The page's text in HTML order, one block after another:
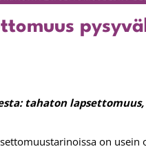
tahaton
on